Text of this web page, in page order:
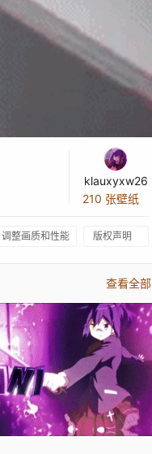
klauxyxw26
210 张壁纸
调整画质和性能 版权声明
查看全部